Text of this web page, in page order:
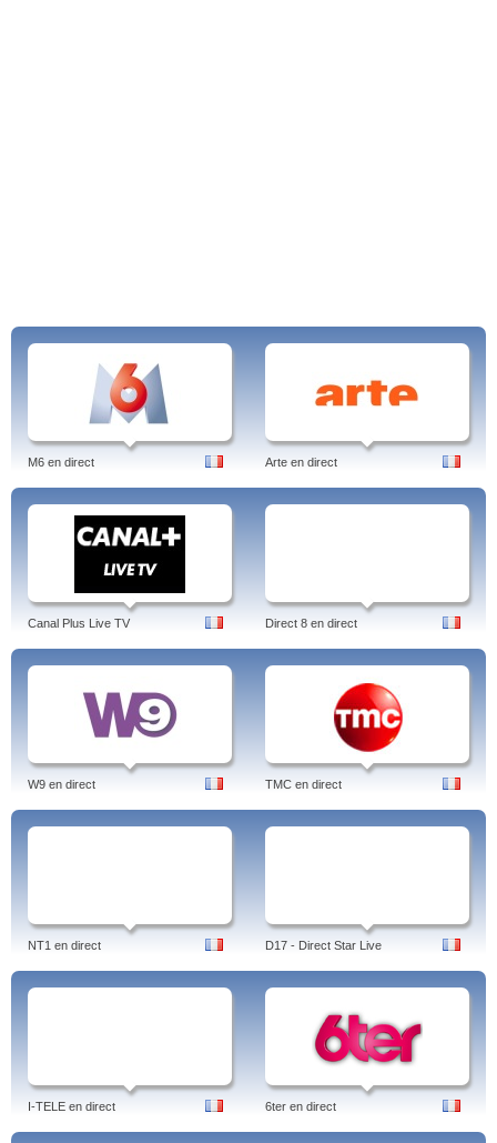
M6 en direct Arte en direct
Canal Plus Live TV Direct 8 en direct
W9 en direct TMC en direct
NT1 en direct D17 - Direct Star Live
I-TELE en direct 6ter en direct